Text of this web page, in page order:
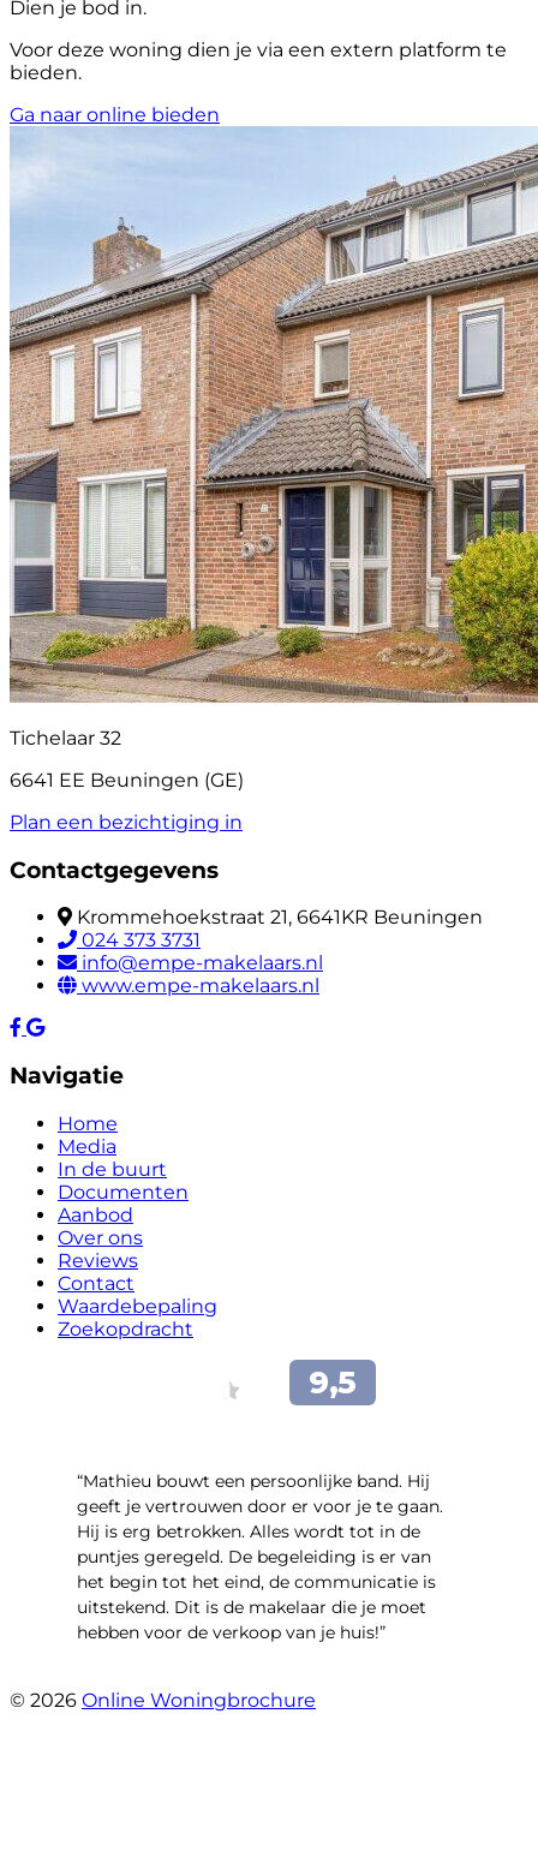
Dien je bod in.
Voor deze woning dien je via een extern platform te
bieden.
Ga naar online bieden
Tichelaar 32
6641 EE Beuningen (GE)
Plan een bezichtiging in
Contactgegevens
Krommehoekstraat 21, 6641KR Beuningen
024 373 3731
info@empe-makelaars.nl
www.empe-makelaars.nl
Navigatie
Home
Media
In de buurt
Documenten
Aanbod
Over ons
Reviews
Contact
Waardebepaling
Zoekopdracht
“Mathieu bouwt een persoonlijke band. Hij
geeft je vertrouwen door er voor je te gaan.
Hij is erg betrokken. Alles wordt tot in de
puntjes geregeld. De begeleiding is er van
het begin tot het eind, de communicatie is
uitstekend. Dit is de makelaar die je moet
hebben voor de verkoop van je huis!”
© 2026 Online Woningbrochure